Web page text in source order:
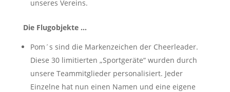
unseres Vereins.
Die Flugobjekte …
Pom´s sind die Markenzeichen der Cheerleader.
Diese 30 limitierten „Sportgeräte“ wurden durch
unsere Teammitglieder personalisiert. Jeder
Einzelne hat nun einen Namen und eine eigene